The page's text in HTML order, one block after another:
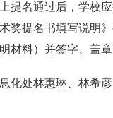
名通过后，学校应
奖提名书填写说明
材料）并签字、盖
处林惠琳、林希彦